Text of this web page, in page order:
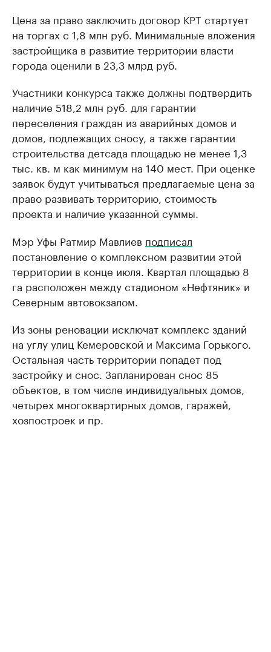
Цена за право заключить договор КРТ стартует
на торгах с 1,8 млн руб. Минимальные вложения
застройщика в развитие территории власти
города оценили в 23,3 млрд руб.
Участники конкурса также должны подтвердить
наличие 518,2 млн руб. для гарантии
переселения граждан из аварийных домов и
домов, подлежащих сносу, а также гарантии
строительства детсада площадью не менее 1,3
тыс. кв. м как минимум на 140 мест. При оценке
заявок будут учитываться предлагаемые цена за
право развивать территорию, стоимость
проекта и наличие указанной суммы.
Мэр Уфы Ратмир Мавлиев подписал
постановление о комплексном развитии этой
территории в конце июля. Квартал площадью 8
га расположен между стадионом «Нефтяник» и
Северным автовокзалом.
Из зоны реновации исключат комплекс зданий
на углу улиц Кемеровской и Максима Горького.
Остальная часть территории попадет под
застройку и снос. Запланирован снос 85
объектов, в том числе индивидуальных домов,
четырех многоквартирных домов, гаражей,
хозпостроек и пр.